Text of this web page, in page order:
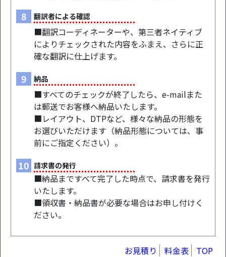
8 翻訳者による確認
■翻訳コーディネーターや、第三者ネイティブ
によりチェックされた内容をふまえ、さらに正
確な翻訳に仕上げます。
9 納品
■すべてのチェックが終了したら、e-mailまた
は郵送でお客様へ納品いたします。
■レイアウト、DTPなど、様々な納品の形態を
お選びいただけます（納品形態については、事
前にご指定ください）。
10 請求書の発行
■納品まですべて完了した時点で、請求書を発行
いたします。
■領収書・納品書が必要な場合はお申し付けく
ださい。
お見積り 料金表 TOP